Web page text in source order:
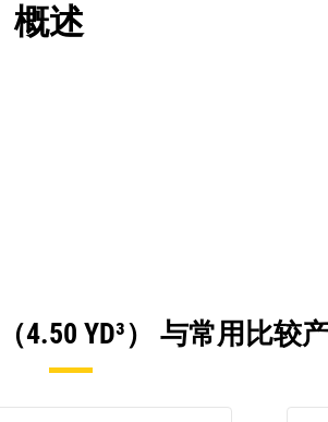
概述
4.50 YD³） 与常用比较